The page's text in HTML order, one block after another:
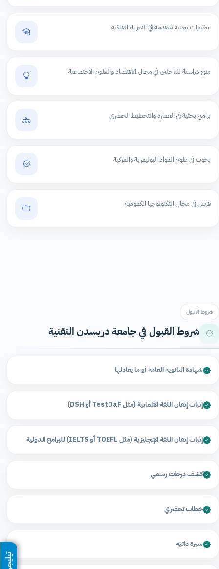
مختبرات بحثية متقدمة في الفيزياء الفلكية
منح دراسية للباحثين في مجال الاقتصاد والعلوم الاجتماعية
برامج بحثية في العمارة والتخطيط الحضري
بحوث في علوم المواد البوليمرية والمركبة
فرص في مجال التكنولوجيا الكمومية
شروط القبول
شروط القبول في جامعة دريسدن التقنية
شهادة الثانوية العامة أو ما يعادلها
إثبات إتقان اللغة الألمانية (مثل TestDaF أو DSH)
إثبات إتقان اللغة الإنجليزية (مثل TOEFL أو IELTS) للبرامج الدولية
كشف درجات رسمي
خطاب تحفيزي
سيرة ذاتية